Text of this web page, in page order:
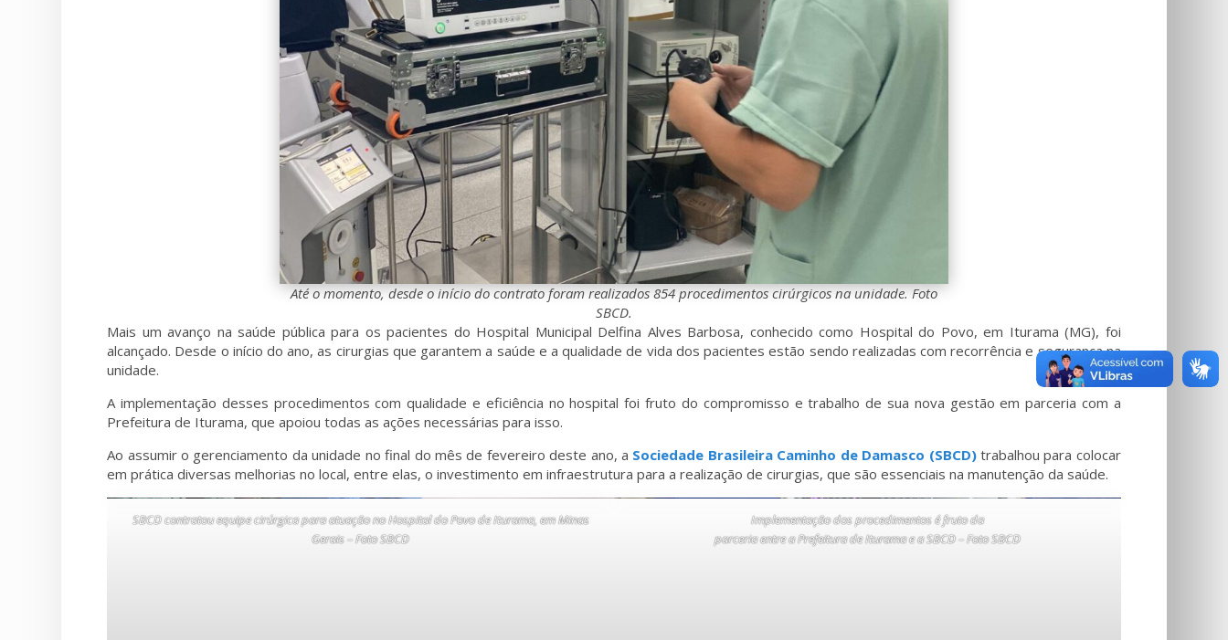
Até o momento, desde o início do contrato foram realizados 854 procedimentos cirúrgicos na unidade. Foto
SBCD.
Mais um avanço na saúde pública para os pacientes do Hospital Municipal Delfina Alves Barbosa, conhecido como Hospital do Povo, em Iturama (MG), foi
alcançado. Desde o início do ano, as cirurgias que garantem a saúde e a qualidade de vida dos pacientes estão sendo realizadas com recorrência e segurança na
unidade.
A implementação desses procedimentos com qualidade e eficiência no hospital foi fruto do compromisso e trabalho de sua nova gestão em parceria com a
Prefeitura de Iturama, que apoiou todas as ações necessárias para isso.
Ao assumir o gerenciamento da unidade no final do mês de fevereiro deste ano, a Sociedade Brasileira Caminho de Damasco (SBCD)trabalhou para colocar
em prática diversas melhorias no local, entre elas, o investimento em infraestrutura para a realização de cirurgias, que são essenciais na manutenção da saúde.
SBCD contratou equipe cirúrgica para atuação no Hospital do Povo de Iturama, em Minas
Gerais – Foto SBCD
Implementação dos procedimentos é fruto da
parceria entre a Prefeitura de Iturama e a SBCD – Foto SBCD